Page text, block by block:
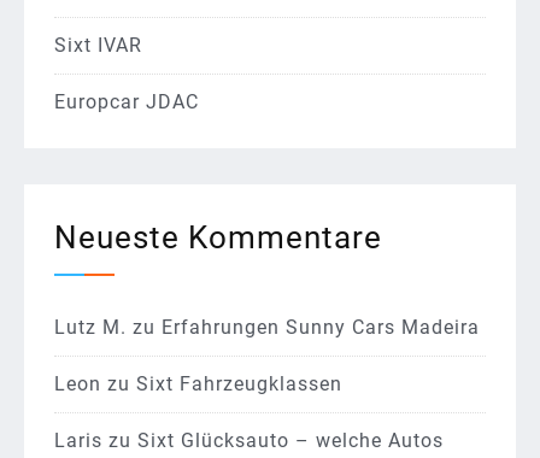
Sixt IVAR
Europcar JDAC
Neueste Kommentare
Lutz M. zu Erfahrungen Sunny Cars Madeira
Leon zu Sixt Fahrzeugklassen
Laris zu Sixt Glücksauto – welche Autos